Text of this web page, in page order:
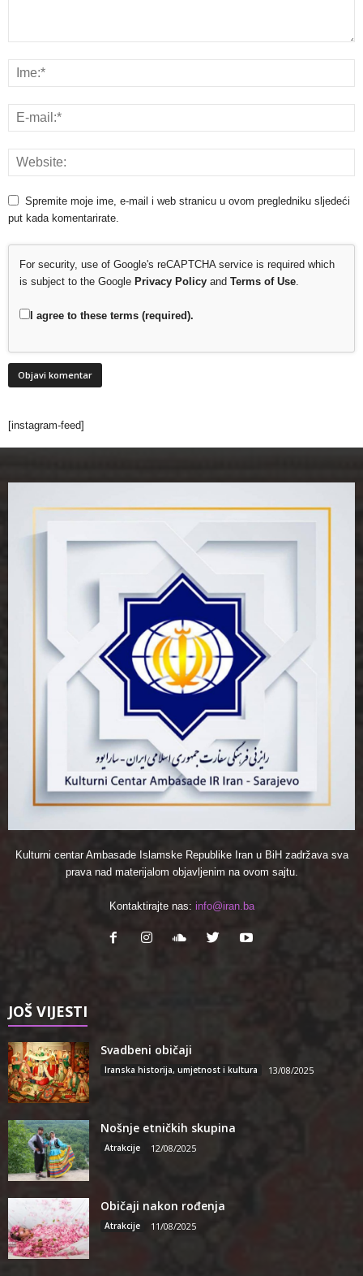
Spremite moje ime, e-mail i web stranicu u ovom pregledniku sljedeći
put kada komentarirate.
For security, use of Google's reCAPTCHA service is required which
is subject to the Google Privacy Policy and Terms of Use.
I agree to these terms (required).
[instagram-feed]
Kulturni centar Ambasade Islamske Republike Iran u BiH zadržava sva
prava nad materijalom objavljenim na ovom sajtu.
Kontaktirajte nas: info@iran.ba
JOŠ VIJESTI
Svadbeni običaji
Iranska historija, umjetnost i kultura 13/08/2025
Nošnje etničkih skupina
Atrakcije 12/08/2025
Običaji nakon rođenja
Atrakcije 11/08/2025